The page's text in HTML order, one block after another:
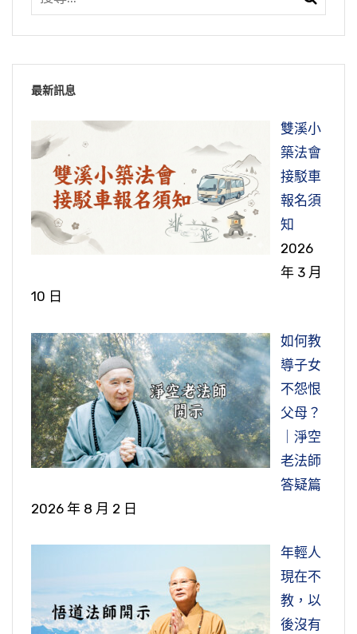
最新訊息
雙溪小
築法會
接駁車
報名須
知
2026
年 3 月
10 日
如何教
導子女
不怨恨
父母？
｜淨空
老法師
答疑篇
2026 年 8 月 2 日
年輕人
現在不
教，以
後沒有